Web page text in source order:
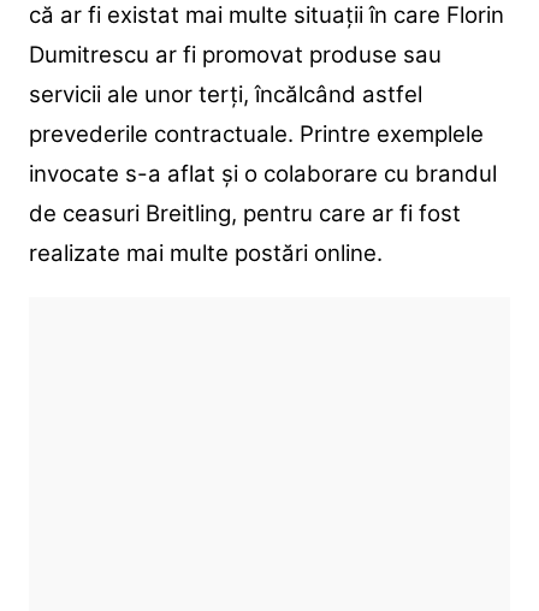
că ar fi existat mai multe situații în care Florin
Dumitrescu ar fi promovat produse sau
servicii ale unor terți, încălcând astfel
prevederile contractuale. Printre exemplele
invocate s-a aflat și o colaborare cu brandul
de ceasuri Breitling, pentru care ar fi fost
realizate mai multe postări online.